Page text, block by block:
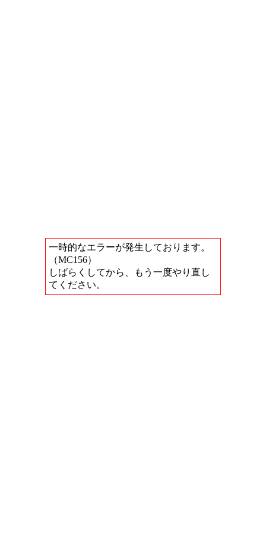
一時的なエラーが発生しております。
（MC156）
しばらくしてから、もう一度やり直し
てください。